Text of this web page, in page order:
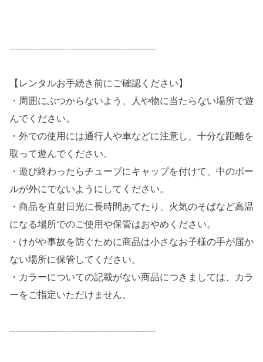
--------------------------------------------------
【レンタルお手続き前にご確認ください】
・周囲にぶつからないよう、人や物に当たらない場所で遊
んでください。
・外での使用には通行人や車などに注意し、十分な距離を
取って遊んでください。
・遊び終わったらチューブにキャップを付けて、中のボー
ルが外にでないようにしてください。
・商品を直射日光に長時間あてたり、火気のそばなど高温
になる場所でのご使用や保管はおやめください。
・けがや事故を防ぐために商品は小さなお子様の手が届か
ない場所に保管してください。
・カラーについての記載がない商品につきましては、カラ
ーをご指定いただけません。
--------------------------------------------------